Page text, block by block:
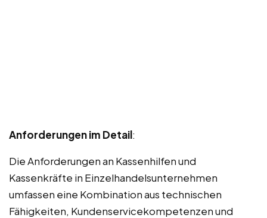
Anforderungen im Detail:
Die Anforderungen an Kassenhilfen und
Kassenkräfte in Einzelhandelsunternehmen
umfassen eine Kombination aus technischen
Fähigkeiten, Kundenservicekompetenzen und